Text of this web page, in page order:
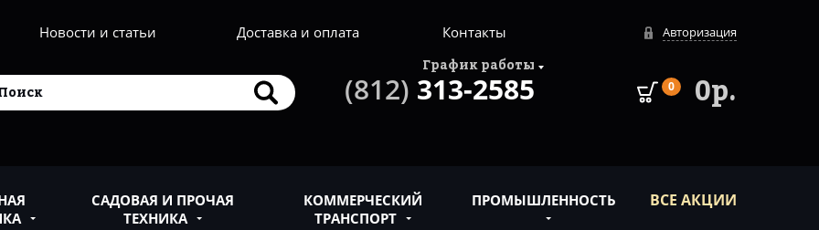
Авторизация
Новости и статьи Доставка и оплата Контакты
0 0р.
График работы
(812) 313-2585
САДОВАЯ И ПРОЧАЯ
ТЕХНИКА
КОММЕРЧЕСКИЙ
ТРАНСПОРТ
ПРОМЫШЛЕННОСТЬ ВСЕ АКЦИИ